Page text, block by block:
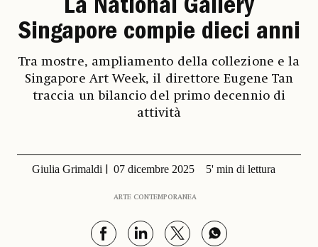
La National Gallery
Singapore compie dieci anni
Tra mostre, ampliamento della collezione e la
Singapore Art Week, il direttore Eugene Tan
traccia un bilancio del primo decennio di
attività
Giulia Grimaldi 07 dicembre 2025 5' min di lettura
ARTE CONTEMPORANEA